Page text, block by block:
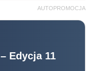
AUTOPROMOCJA
Edycja 11